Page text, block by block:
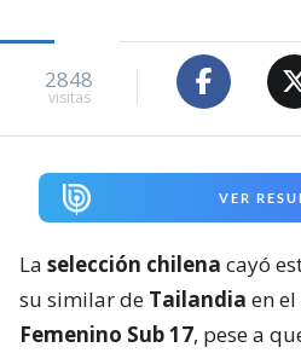
2848
visitas
VER
La selección chilena cayó
su similar de Tailandia en el
Femenino Sub 17, pese a